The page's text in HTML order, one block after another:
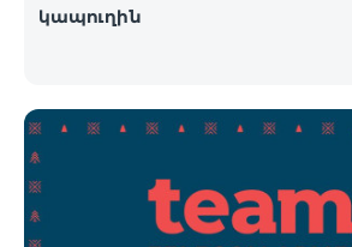
կապուղին